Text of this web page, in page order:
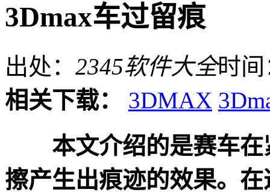
3Dmax车过留痕
出处： 2345软件大全时间
相关下载：
3DMAX
本文介绍的是赛车
擦产生出痕迹的效果。